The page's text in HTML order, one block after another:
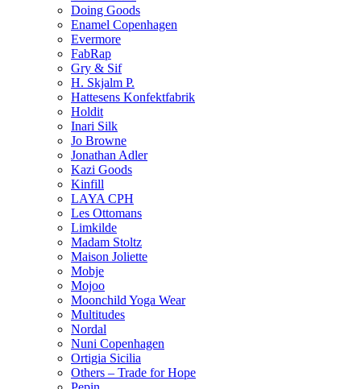
Doing Goods
Enamel Copenhagen
Evermore
FabRap
Gry & Sif
H. Skjalm P.
Hattesens Konfektfabrik
Holdit
Inari Silk
Jo Browne
Jonathan Adler
Kazi Goods
Kinfill
LAYA CPH
Les Ottomans
Limkilde
Madam Stoltz
Maison Joliette
Mobje
Mojoo
Moonchild Yoga Wear
Multitudes
Nordal
Nuni Copenhagen
Ortigia Sicilia
Others – Trade for Hope